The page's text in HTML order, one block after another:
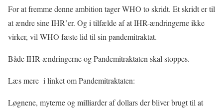
For at fremme denne ambition tager WHO to skridt. Et skridt er til
at ændre sine IHR’er. Og i tilfælde af at IHR-ændringerne ikke
virker, vil WHO fæste lid til sin pandemitraktat.
Både IHR-ændringerne og Pandemitraktaten skal stoppes.
Læs mere i linket om Pandemitraktaten:
Løgnene, myterne og milliarder af dollars der bliver brugt til at